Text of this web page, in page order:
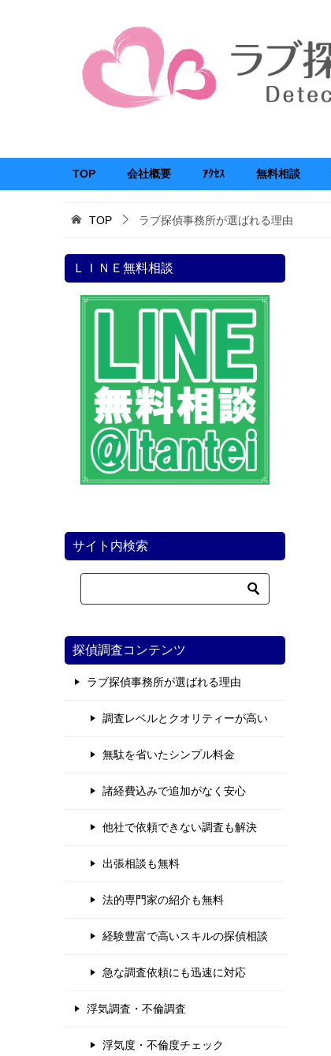
TOP 会社概要 ｱｸｾｽ 無料相談
TOP ラブ探偵事務所が選ばれる理由
ＬＩＮＥ無料相談
サイト内検索
探偵調査コンテンツ
ラブ探偵事務所が選ばれる理由
調査レベルとクオリティーが高い
無駄を省いたシンプル料金
諸経費込みで追加がなく安心
他社で依頼できない調査も解決
出張相談も無料
法的専門家の紹介も無料
経験豊富で高いスキルの探偵相談
急な調査依頼にも迅速に対応
浮気調査・不倫調査
浮気度・不倫度チェック